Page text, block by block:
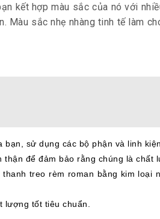
kết hợp màu sắc của nó với
sắc nhẹ nhàng tinh tế làm
sử dụng các bộ phận và linh
để đảm bảo rằng chúng là chất
treo rèm roman bằng kim loại
tốt tiêu chuẩn.